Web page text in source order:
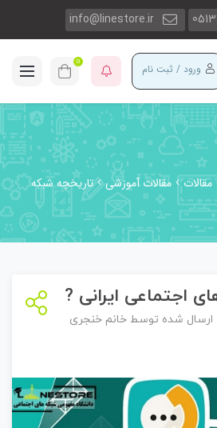
info@linestore.ir
ورود / ثبت نام 0
مقالات مقالات آموزشی
تاریخچه شبکه
اجتماعی ایرانی ?
ارسال شده توسط خانم خنجری